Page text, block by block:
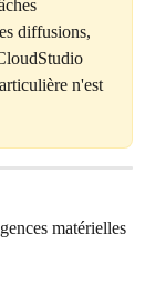
diffusions,
n'est
matérielles